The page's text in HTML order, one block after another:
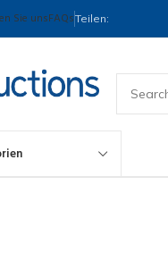
Sie unsFAQsTeilen: